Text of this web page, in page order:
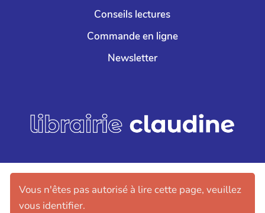
Conseils lectures
Commande en ligne
Newsletter
Vous n'êtes pas autorisé à lire cette page, veuillez
vous identifier.